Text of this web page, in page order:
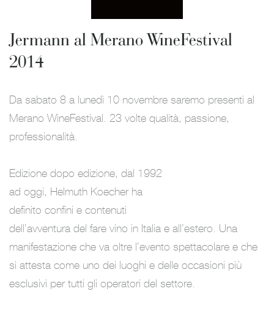
Jermann al Merano WineFestival
2014
Da sabato 8 a lunedì 10 novembre saremo presenti al
Merano WineFestival. 23 volte qualità, passione,
professionalità.
Edizione dopo edizione, dal 1992
ad oggi, Helmuth Koecher ha
definito confini e contenuti
dell’avventura del fare vino in Italia e all’estero. Una
manifestazione che va oltre l’evento spettacolare e che
si attesta come uno dei luoghi e delle occasioni più
esclusivi per tutti gli operatori del settore.